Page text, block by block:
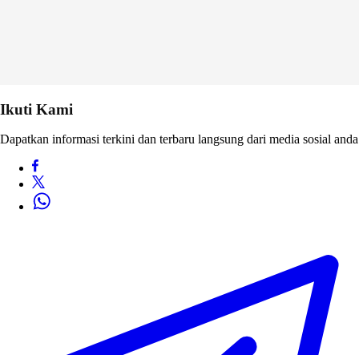
Ikuti Kami
Dapatkan informasi terkini dan terbaru langsung dari media sosial anda